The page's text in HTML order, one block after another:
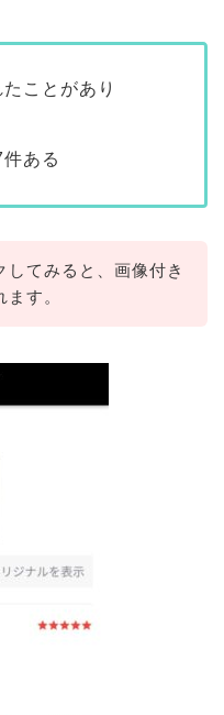
ことがあり
ある
してみると、画像付き
す。